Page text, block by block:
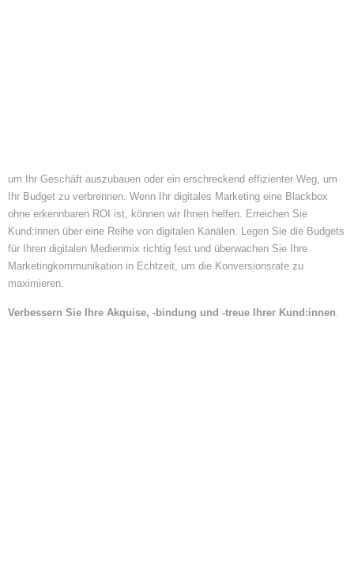
um Ihr Geschäft auszubauen oder ein erschreckend effizienter Weg, um
Ihr Budget zu verbrennen. Wenn Ihr digitales Marketing eine Blackbox
ohne erkennbaren ROI ist, können wir Ihnen helfen. Erreichen Sie
Kund:innen über eine Reihe von digitalen Kanälen. Legen Sie die Budgets
für Ihren digitalen Medienmix richtig fest und überwachen Sie Ihre
Marketingkommunikation in Echtzeit, um die Konversionsrate zu
maximieren.
Verbessern Sie Ihre Akquise, -bindung und -treue Ihrer Kund:innen